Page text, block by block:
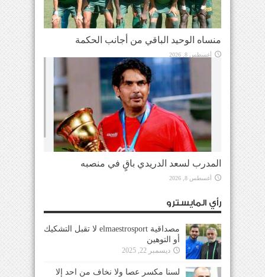
منساه الوحيد الباقي من أجانب الحكمة
أغسطس 8, 2026
المدرب لسعد الدريدي باقٍ في منصبه
أغسطس 8, 2026
رأي المايسترو
مصداقية elmaestrosport لا تقبل التشكيك
أو التوهين
ديسمبر 22, 2025
لسنا مكسر عصا ولا نخاف من احد إلا